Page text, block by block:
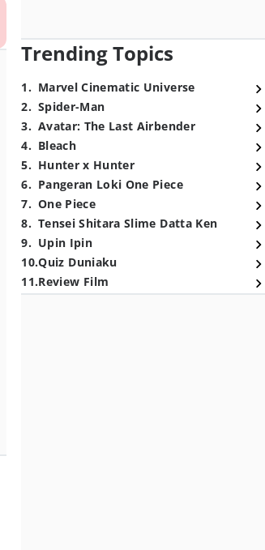
Trending Topics
1. Marvel Cinematic Universe
2. Spider-Man
3. Avatar: The Last Airbender
4. Bleach
5. Hunter x Hunter
6. Pangeran Loki One Piece
7. One Piece
8. Tensei Shitara Slime Datta Ken
9. Upin Ipin
10.Quiz Duniaku
11.Review Film